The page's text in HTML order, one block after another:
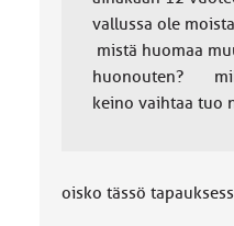
vallussa ole
mistä huomaa
huonouten?
keino vaihtaa tuo
oisko tässö